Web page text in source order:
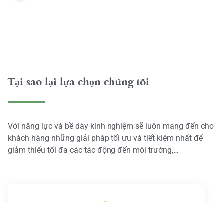
Tại sao lại lựa chọn chúng tôi
Với năng lực và bề dày kinh nghiệm sẽ luôn mang đến cho
khách hàng những giải pháp tối ưu và tiết kiệm nhất để
giảm thiểu tối đa các tác động đến môi trường,…